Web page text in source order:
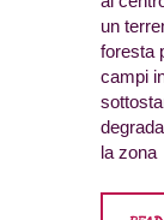
un
foresta
campi
la